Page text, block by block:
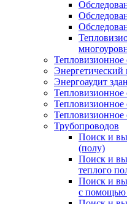
Тепловизионное
Энергетический
Энергоаудит
Тепловизионное
Тепловизионное
Трубопроводов
Поиск и
(полу)
Поиск и
теплого
Поиск и
с помощью